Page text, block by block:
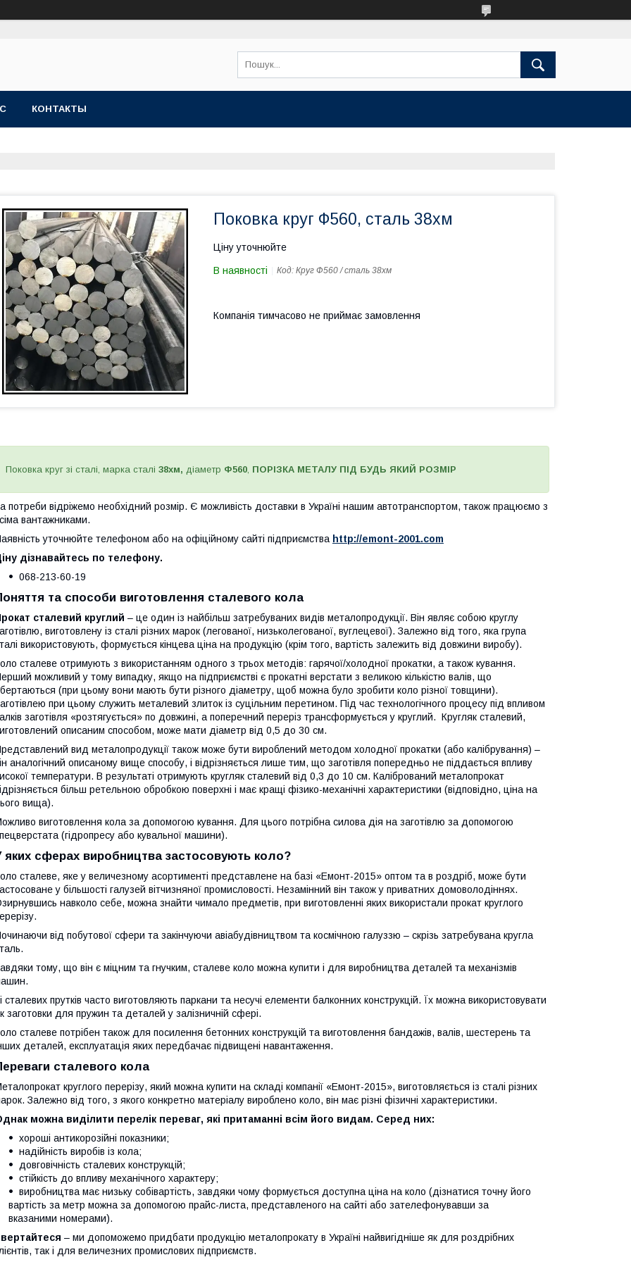
КОНТАКТЫ
Поковка круг Ф560, сталь 38хм
Ціну уточнюйте
В наявності Код: Круг Ф560 / сталь 38хм
Компанія тимчасово не приймає замовлення
Поковка круг зі сталі, марка сталі 38хм, діаметр Ф560, ПОРІЗКА МЕТАЛУ ПІД БУДЬ ЯКИЙ РОЗМІР
потреби відріжемо необхідний розмір. Є можливість доставки в Україні нашим автотранспортом, також працюємо з
вантажниками.
уточнюйте телефоном або на офіційному сайті підприємства http://emont-2001.com
дізнавайтесь по телефону.
068-213-60-19
та способи виготовлення сталевого кола
сталевий круглий – це один із найбільш затребуваних видів металопродукції. Він являє собою круглу
виготовлену із сталі різних марок (легованої, низьколегованої, вуглецевої). Залежно від того, яка група
використовують, формується кінцева ціна на продукцію (крім того, вартість залежить від довжини виробу).
сталеве отримують з використанням одного з трьох методів: гарячої/холодної прокатки, а також кування.
можливий у тому випадку, якщо на підприємстві є прокатні верстати з великою кількістю валів, що
(при цьому вони мають бути різного діаметру, щоб можна було зробити коло різної товщини).
при цьому служить металевий злиток із суцільним перетином. Під час технологічного процесу під впливом
заготівля «розтягується» по довжині, а поперечний переріз трансформується у круглий. Кругляк сталевий,
описаним способом, може мати діаметр від 0,5 до 30 см.
вид металопродукції також може бути вироблений методом холодної прокатки (або калібрування) –
аналогічний описаному вище способу, і відрізняється лише тим, що заготівля попередньо не піддається впливу
температури. В результаті отримують кругляк сталевий від 0,3 до 10 см. Калібрований металопрокат
більш ретельною обробкою поверхні і має кращі фізико-механічні характеристики (відповідно, ціна на
вища).
виготовлення кола за допомогою кування. Для цього потрібна силова дія на заготівлю за допомогою
(гідропресу або кувальної машини).
яких сферах виробництва застосовують коло?
сталеве, яке у величезному асортименті представлене на базі «Емонт-2015» оптом та в роздріб, може бути
у більшості галузей вітчизняної промисловості. Незамінний він також у приватних домоволодіннях.
навколо себе, можна знайти чимало предметів, при виготовленні яких використали прокат круглого
від побутової сфери та закінчуючи авіабудівництвом та космічною галуззю – скрізь затребувана кругла
тому, що він є міцним та гнучким, сталеве коло можна купити і для виробництва деталей та механізмів
сталевих прутків часто виготовляють паркани та несучі елементи балконних конструкцій. Їх можна використовувати
заготовки для пружин та деталей у залізничній сфері.
сталеве потрібен також для посилення бетонних конструкцій та виготовлення бандажів, валів, шестерень та
деталей, експлуатація яких передбачає підвищені навантаження.
сталевого кола
круглого перерізу, який можна купити на складі компанії «Емонт-2015», виготовляється із сталі різних
Залежно від того, з якого конкретно матеріалу вироблено коло, він має різні фізичні характеристики.
можна виділити перелік переваг, які притаманні всім його видам. Серед них:
хороші антикорозійні показники;
надійність виробів із кола;
довговічність сталевих конструкцій;
стійкість до впливу механічного характеру;
виробництва має низьку собівартість, завдяки чому формується доступна ціна на коло (дізнатися точну його
вартість за метр можна за допомогою прайс-листа, представленого на сайті або зателефонувавши за
вказаними номерами).
– ми допоможемо придбати продукцію металопрокату в Україні найвигідніше як для роздрібних
так і для величезних промислових підприємств.